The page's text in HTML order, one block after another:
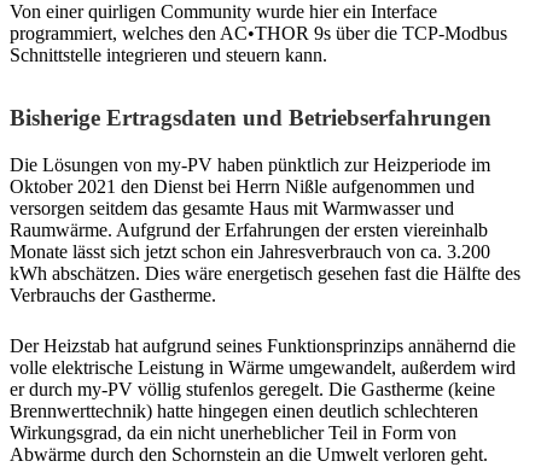
Von einer quirligen Community wurde hier ein Interface
programmiert, welches den AC•THOR 9s über die TCP-Modbus
Schnittstelle integrieren und steuern kann.
Bisherige Ertragsdaten und Betriebserfahrungen
Die Lösungen von my-PV haben pünktlich zur Heizperiode im
Oktober 2021 den Dienst bei Herrn Nißle aufgenommen und
versorgen seitdem das gesamte Haus mit Warmwasser und
Raumwärme. Aufgrund der Erfahrungen der ersten viereinhalb
Monate lässt sich jetzt schon ein Jahresverbrauch von ca. 3.200
kWh abschätzen. Dies wäre energetisch gesehen fast die Hälfte des
Verbrauchs der Gastherme.
Der Heizstab hat aufgrund seines Funktionsprinzips annähernd die
volle elektrische Leistung in Wärme umgewandelt, außerdem wird
er durch my-PV völlig stufenlos geregelt. Die Gastherme (keine
Brennwerttechnik) hatte hingegen einen deutlich schlechteren
Wirkungsgrad, da ein nicht unerheblicher Teil in Form von
Abwärme durch den Schornstein an die Umwelt verloren geht.